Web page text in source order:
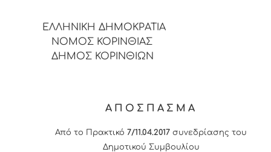
ΕΛΛΗΝΙΚΗ ΔΗΜΟΚΡΑΤΙΑ
ΝΟΜΟΣ ΚΟΡΙΝΘΙΑΣ
ΔΗΜΟΣ ΚΟΡΙΝΘΙΩΝ
ΑΠΟΣΠΑΣΜΑ
Από το Πρακτικό7/11.04.2017 συνεδρίασης του
Δημοτικού Συμβουλίου